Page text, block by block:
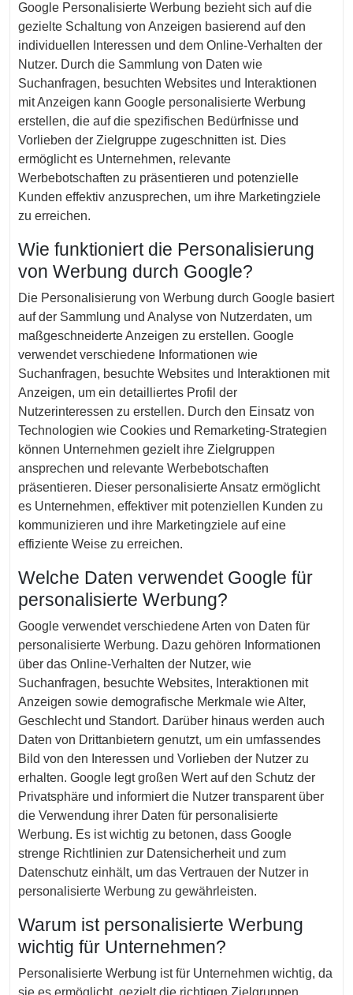
Google Personalisierte Werbung bezieht sich auf die
gezielte Schaltung von Anzeigen basierend auf den
individuellen Interessen und dem Online-Verhalten der
Nutzer. Durch die Sammlung von Daten wie
Suchanfragen, besuchten Websites und Interaktionen
mit Anzeigen kann Google personalisierte Werbung
erstellen, die auf die spezifischen Bedürfnisse und
Vorlieben der Zielgruppe zugeschnitten ist. Dies
ermöglicht es Unternehmen, relevante
Werbebotschaften zu präsentieren und potenzielle
Kunden effektiv anzusprechen, um ihre Marketingziele
zu erreichen.
Wie funktioniert die Personalisierung
von Werbung durch Google?
Die Personalisierung von Werbung durch Google basiert
auf der Sammlung und Analyse von Nutzerdaten, um
maßgeschneiderte Anzeigen zu erstellen. Google
verwendet verschiedene Informationen wie
Suchanfragen, besuchte Websites und Interaktionen mit
Anzeigen, um ein detailliertes Profil der
Nutzerinteressen zu erstellen. Durch den Einsatz von
Technologien wie Cookies und Remarketing-Strategien
können Unternehmen gezielt ihre Zielgruppen
ansprechen und relevante Werbebotschaften
präsentieren. Dieser personalisierte Ansatz ermöglicht
es Unternehmen, effektiver mit potenziellen Kunden zu
kommunizieren und ihre Marketingziele auf eine
effiziente Weise zu erreichen.
Welche Daten verwendet Google für
personalisierte Werbung?
Google verwendet verschiedene Arten von Daten für
personalisierte Werbung. Dazu gehören Informationen
über das Online-Verhalten der Nutzer, wie
Suchanfragen, besuchte Websites, Interaktionen mit
Anzeigen sowie demografische Merkmale wie Alter,
Geschlecht und Standort. Darüber hinaus werden auch
Daten von Drittanbietern genutzt, um ein umfassendes
Bild von den Interessen und Vorlieben der Nutzer zu
erhalten. Google legt großen Wert auf den Schutz der
Privatsphäre und informiert die Nutzer transparent über
die Verwendung ihrer Daten für personalisierte
Werbung. Es ist wichtig zu betonen, dass Google
strenge Richtlinien zur Datensicherheit und zum
Datenschutz einhält, um das Vertrauen der Nutzer in
personalisierte Werbung zu gewährleisten.
Warum ist personalisierte Werbung
wichtig für Unternehmen?
Personalisierte Werbung ist für Unternehmen wichtig, da